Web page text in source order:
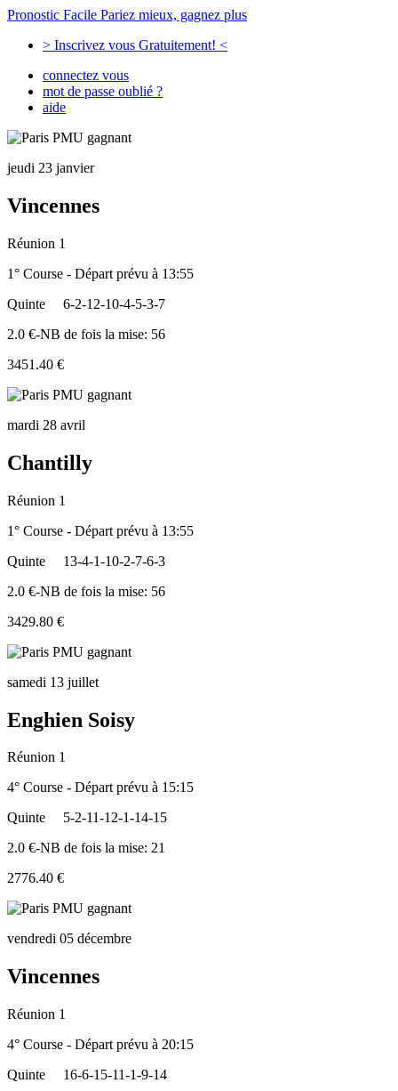
Pronostic Facile Pariez mieux, gagnez plus
> Inscrivez vous Gratuitement! <
connectez vous
mot de passe oublié ?
aide
jeudi 23 janvier
Vincennes
Réunion 1
1° Course - Départ prévu à 13:55
Quinte
6-2-12-10-4-5-3-7
2.0 €-NB de fois la mise: 56
3451.40 €
mardi 28 avril
Chantilly
Réunion 1
1° Course - Départ prévu à 13:55
Quinte
13-4-1-10-2-7-6-3
2.0 €-NB de fois la mise: 56
3429.80 €
samedi 13 juillet
Enghien Soisy
Réunion 1
4° Course - Départ prévu à 15:15
Quinte
5-2-11-12-1-14-15
2.0 €-NB de fois la mise: 21
2776.40 €
vendredi 05 décembre
Vincennes
Réunion 1
4° Course - Départ prévu à 20:15
Quinte
16-6-15-11-1-9-14